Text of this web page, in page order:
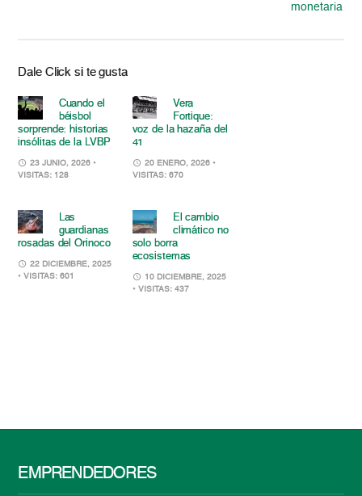
monetaria
Dale Click si te gusta
Cuando el
béisbol
sorprende: historias
insólitas de la LVBP
23 JUNIO, 2026 •
VISITAS: 128
Vera
Fortique:
voz de la hazaña del
41
20 ENERO, 2026 •
VISITAS: 670
Las
guardianas
rosadas del Orinoco
22 DICIEMBRE, 2025
• VISITAS: 601
El cambio
climático no
solo borra
ecosistemas
10 DICIEMBRE, 2025
• VISITAS: 437
EMPRENDEDORES